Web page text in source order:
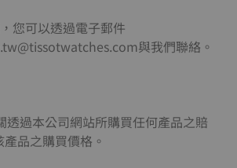
您可以透過電子郵件
與我們聯絡。
透過本公司網站所購買任何產品之賠
品之購買價格。